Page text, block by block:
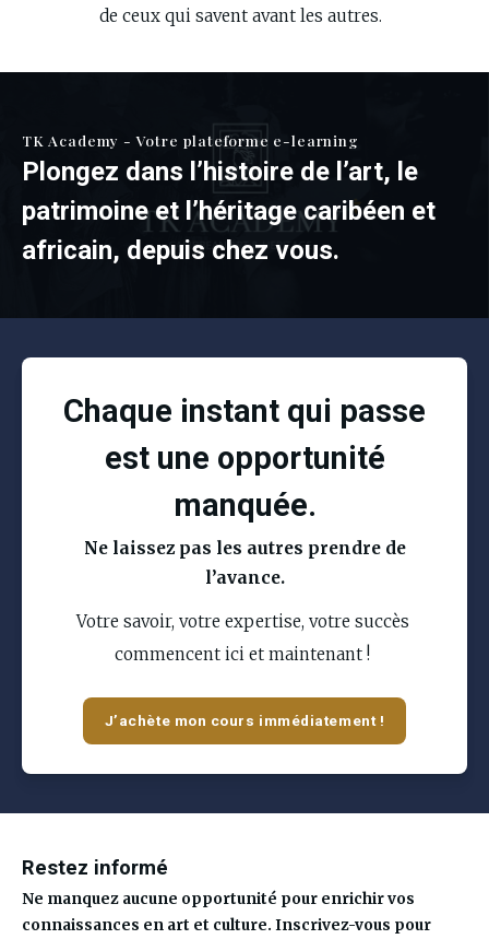
de ceux qui savent avant les autres.
TK Academy - Votre plateforme e-learning
Plongez dans l’histoire de l’art, le
patrimoine et l’héritage caribéen et
africain, depuis chez vous.
Chaque instant qui passe
est une opportunité
manquée.
Ne laissez pas les autres prendre de
l’avance.
Votre savoir, votre expertise, votre succès
commencent ici et maintenant !
J’achète mon cours immédiatement !
Restez informé
Ne manquez aucune opportunité pour enrichir vos
connaissances en art et culture. Inscrivez-vous pour